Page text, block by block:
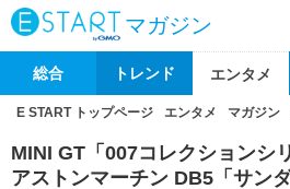
マガジン
総合 トレンド エンタメ
E START トップページ エンタメ マガジン
MINI GT「007コレクションシ
アストンマーチン DB5「サン